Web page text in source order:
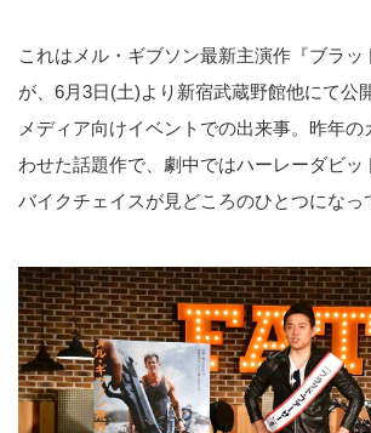
これはメル・ギブソン最新主演作『ブラッ
が、6月3日(土)より新宿武蔵野館他にて公
メディア向けイベントでの出来事。昨年の
わせた話題作で、劇中ではハーレーダビッ
バイクチェイスが見どころのひとつになっ